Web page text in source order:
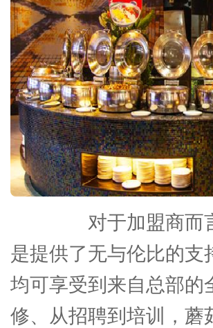
对于加盟商而
是提供了无与伦比的支
均可享受到来自总部的
修、从招聘到培训，蘑